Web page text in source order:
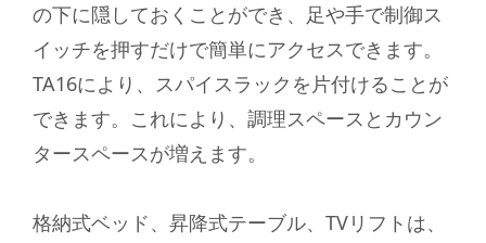
の下に隠しておくことができ、足や手で制御ス
イッチを押すだけで簡単にアクセスできます。
TA16により、スパイスラックを片付けることが
できます。これにより、調理スペースとカウン
タースペースが増えます。
格納式ベッド、昇降式テーブル、TVリフトは、